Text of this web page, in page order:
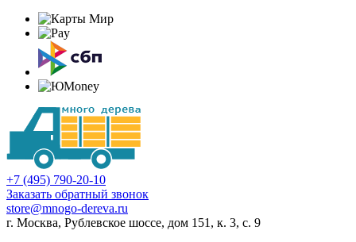
+7 (495) 790-20-10
Заказать обратный звонок
store@mnogo-dereva.ru
г. Москва, Рублевское шоссе, дом 151, к. 3, с. 9